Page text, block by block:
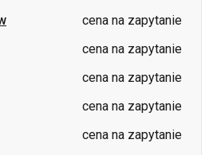
cena na zapytanie
cena na zapytanie
cena na zapytanie
cena na zapytanie
cena na zapytanie